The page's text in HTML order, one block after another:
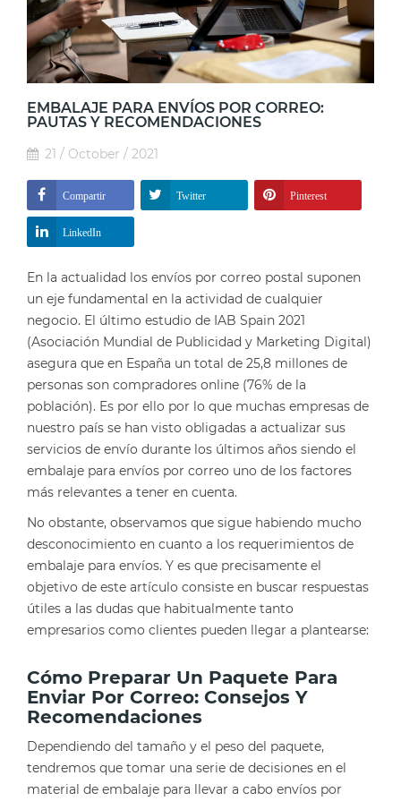
EMBALAJE PARA ENVÍOS POR CORREO:
PAUTAS Y RECOMENDACIONES
21 / October / 2021
Compartir Twitter Pinterest
LinkedIn
En la actualidad los envíos por correo postal suponen
un eje fundamental en la actividad de cualquier
negocio. El último estudio de IAB Spain 2021
(Asociación Mundial de Publicidad y Marketing Digital)
asegura que en España un total de 25,8 millones de
personas son compradores online (76% de la
población). Es por ello por lo que muchas empresas de
nuestro país se han visto obligadas a actualizar sus
servicios de envío durante los últimos años siendo el
embalaje para envíos por correo uno de los factores
más relevantes a tener en cuenta.
No obstante, observamos que sigue habiendo mucho
desconocimiento en cuanto a los requerimientos de
embalaje para envíos. Y es que precisamente el
objetivo de este artículo consiste en buscar respuestas
útiles a las dudas que habitualmente tanto
empresarios como clientes pueden llegar a plantearse:
Cómo Preparar Un Paquete Para
Enviar Por Correo: Consejos Y
Recomendaciones
Dependiendo del tamaño y el peso del paquete,
tendremos que tomar una serie de decisiones en el
material de embalaje para llevar a cabo envíos por